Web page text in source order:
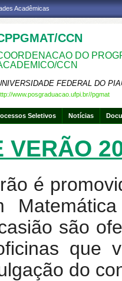
Acadêmicas
CCN
DO
CCN
FEDERAL DO
www.posgraduacao.ufpi.br//pgmat
Seletivos Notícias
VERÃO
é
são
que
do